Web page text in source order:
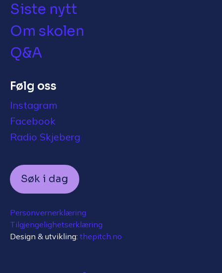
Siste nytt
Om skolen
Q&A
Følg oss
Instagram
Facebook
Radio Skjeberg
Søk i dag
Personvernerklæring
Tilgjengelighetserklæring
Design & utvikling: thepitch.no